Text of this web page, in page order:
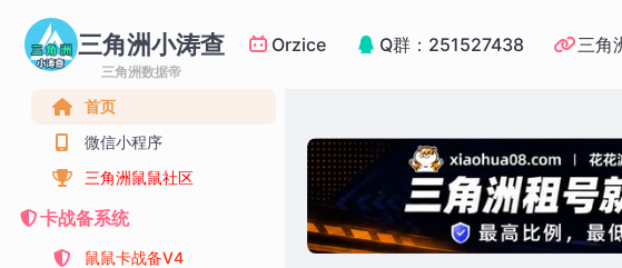
三角洲小涛查
三角洲数据帝
Orzice Q群：251527438 三角
首页
微信小程序
三角洲鼠鼠社区
卡战备系统
鼠鼠卡战备V4